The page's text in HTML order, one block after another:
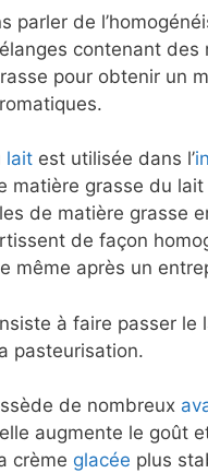
parler de
contenant
pour obtenir un
lait est utilisée dans l’
matière grasse du
de matière grasse
de façon
même après un
à faire passer
pasteurisation.
de nombreux
augmente le goût
crème glacée plus